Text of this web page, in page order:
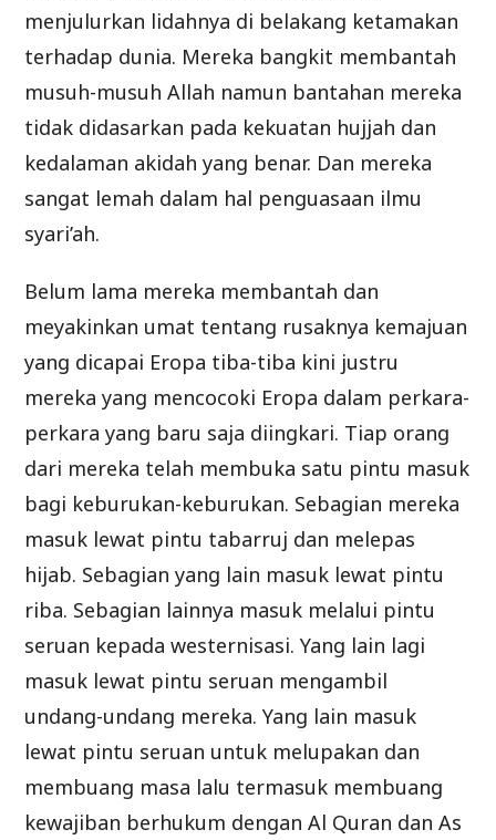
menjulurkan lidahnya di belakang ketamakan
terhadap dunia. Mereka bangkit membantah
musuh-musuh Allah namun bantahan mereka
tidak didasarkan pada kekuatan hujjah dan
kedalaman akidah yang benar. Dan mereka
sangat lemah dalam hal penguasaan ilmu
syari’ah.
Belum lama mereka membantah dan
meyakinkan umat tentang rusaknya kemajuan
yang dicapai Eropa tiba-tiba kini justru
mereka yang mencocoki Eropa dalam perkara-
perkara yang baru saja diingkari. Tiap orang
dari mereka telah membuka satu pintu masuk
bagi keburukan-keburukan. Sebagian mereka
masuk lewat pintu tabarruj dan melepas
hijab. Sebagian yang lain masuk lewat pintu
riba. Sebagian lainnya masuk melalui pintu
seruan kepada westernisasi. Yang lain lagi
masuk lewat pintu seruan mengambil
undang-undang mereka. Yang lain masuk
lewat pintu seruan untuk melupakan dan
membuang masa lalu termasuk membuang
kewajiban berhukum dengan Al Quran dan As